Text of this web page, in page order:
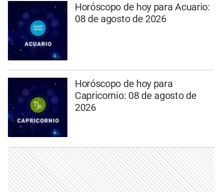
Horóscopo de hoy para Acuario:
08 de agosto de 2026
Horóscopo de hoy para
Capricornio: 08 de agosto de
2026